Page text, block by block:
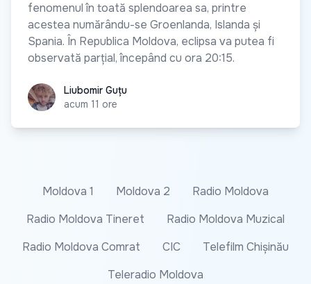
fenomenul în toată splendoarea sa, printre
acestea numărându-se Groenlanda, Islanda și
Spania. În Republica Moldova, eclipsa va putea fi
observată parțial, începând cu ora 20:15.
Liubomir Guțu
Liubomir Guțu
acum 11 ore
Moldova 1 Moldova 2
Radio Moldova
Radio Moldova Tineret
Radio Moldova Muzical
Radio Moldova Comrat
CIC
Telefilm Chișinău
Teleradio Moldova